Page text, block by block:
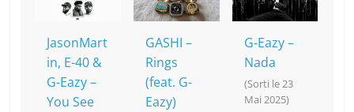
o
k
at p k
JasonMart
in, E-40 &
G-Eazy –
You See
GASHI –
Rings
(feat. G-
Eazy)
G-Eazy –
Nada
(Sorti le 23
Mai 2025)